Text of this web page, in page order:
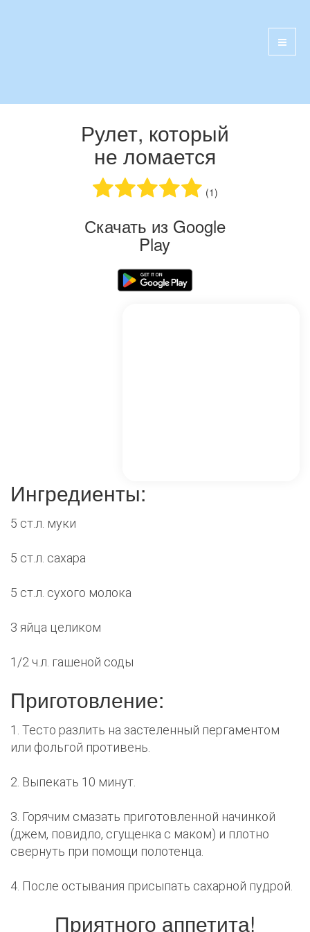
Рулет, который
не ломается
(1)
Скачать из Google
Play
Ингредиенты:
5 ст.л. муки
5 ст.л. сахара
5 ст.л. сухого молока
3 яйца целиком
1/2 ч.л. гашеной соды
Приготовление:
1. Тесто разлить на застеленный пергаментом
или фольгой противень.
2. Выпекать 10 минут.
3. Горячим смазать приготовленной начинкой
(джем, повидло, сгущенка с маком) и плотно
свернуть при помощи полотенца.
4. После остывания присыпать сахарной пудрой.
Приятного аппетита!